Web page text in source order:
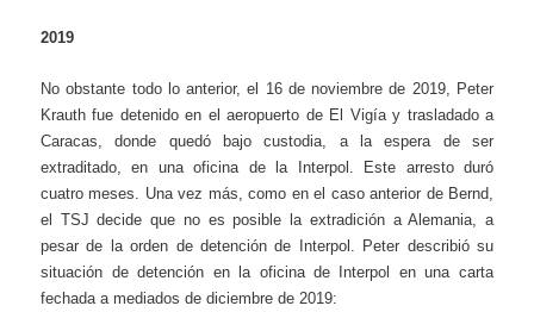
2019
No obstante todo lo anterior, el 16 de noviembre de 2019, Peter
Krauth fue detenido en el aeropuerto de El Vigía y trasladado a
Caracas, donde quedó bajo custodia, a la espera de ser
extraditado, en una oficina de la Interpol. Este arresto duró
cuatro meses. Una vez más, como en el caso anterior de Bernd,
el TSJ decide que no es posible la extradición a Alemania, a
pesar de la orden de detención de Interpol. Peter describió su
situación de detención en la oficina de Interpol en una carta
fechada a mediados de diciembre de 2019: